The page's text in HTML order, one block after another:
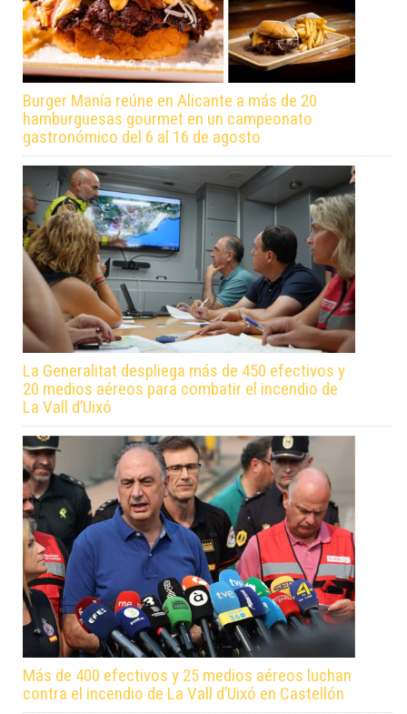
Burger Manía reúne en Alicante a más de 20
hamburguesas gourmet en un campeonato
gastronómico del 6 al 16 de agosto
La Generalitat despliega más de 450 efectivos y
20 medios aéreos para combatir el incendio de
La Vall d’Uixó
Más de 400 efectivos y 25 medios aéreos luchan
contra el incendio de La Vall d’Uixó en Castellón